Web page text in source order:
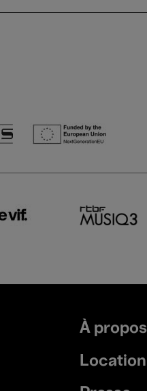
Footer
menu
À